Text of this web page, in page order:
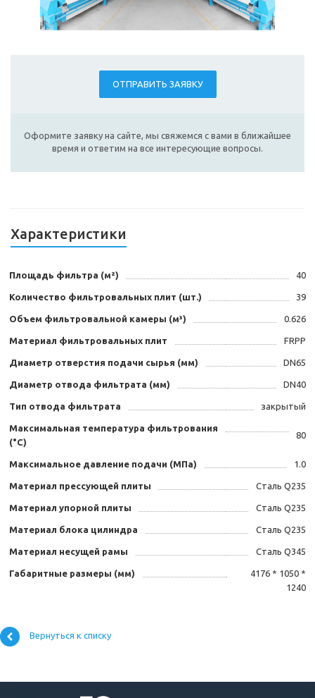
ОТПРАВИТЬ ЗАЯВКУ
Оформите заявку на сайте, мы свяжемся с вами в ближайшее
время и ответим на все интересующие вопросы.
Характеристики
Площадь фильтра (м²) 40
Количество фильтровальных плит (шт.) 39
Объем фильтровальной камеры (м³) 0.626
Материал фильтровальных плит FRPP
Диаметр отверстия подачи сырья (мм) DN65
Диаметр отвода фильтрата (мм) DN40
Тип отвода фильтрата закрытый
Максимальная температура фильтрования
(°C)
80
Максимальное давление подачи (МПа) 1.0
Материал прессующей плиты Сталь Q235
Материал упорной плиты Сталь Q235
Материал блока цилиндра Сталь Q235
Материал несущей рамы Сталь Q345
Габаритные размеры (мм)
4176 * 1050 *
1240
Вернуться к списку